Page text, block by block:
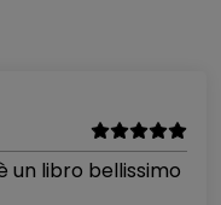
un libro bellissimo